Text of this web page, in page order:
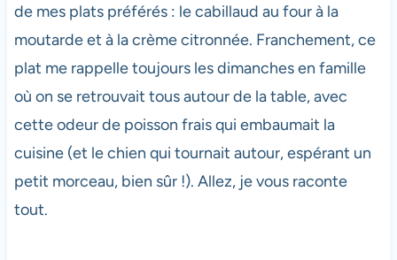
de mes plats préférés : le cabillaud au four à la
moutarde et à la crème citronnée. Franchement, ce
plat me rappelle toujours les dimanches en famille
où on se retrouvait tous autour de la table, avec
cette odeur de poisson frais qui embaumait la
cuisine (et le chien qui tournait autour, espérant un
petit morceau, bien sûr !). Allez, je vous raconte
tout.